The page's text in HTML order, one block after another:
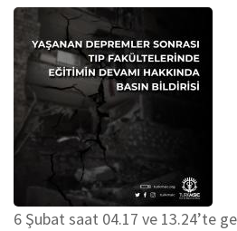
6 Şubat saat 04.17 ve 13.24’te